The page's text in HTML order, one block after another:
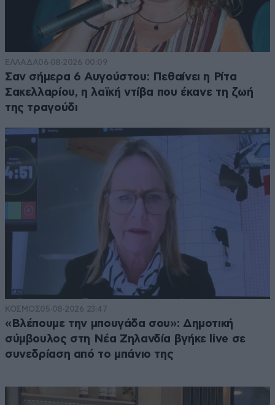
ΕΛΛΑΔΑ06·08·2026 00:09
Σαν σήμερα 6 Αυγούστου: Πεθαίνει η Ρίτα
Σακελλαρίου, η λαϊκή ντίβα που έκανε τη ζωή
της τραγούδι
ΚΟΣΜΟΣ05·08·2026 23:47
«Βλέπουμε την μπουγάδα σου»: Δημοτική
σύμβουλος στη Νέα Ζηλανδία βγήκε live σε
συνεδρίαση από το μπάνιο της